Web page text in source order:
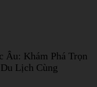
Âu: Khám Phá Trọn
Lịch Cùng